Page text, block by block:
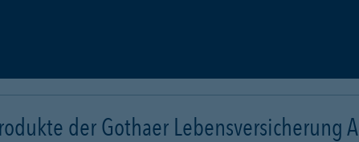
der Gothaer Lebensversicherung